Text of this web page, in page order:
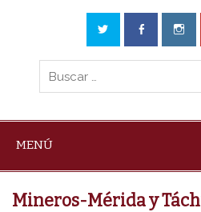
MENÚ
Mineros-Mérida y